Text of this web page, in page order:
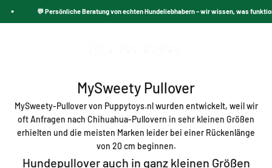
💬 Persönliche Beratung von echten Hundeliebhabern – wir wissen, was funktioniert
einzigartiger Optik und perfekter Passform.
MySweety Pullover
MySweety-Pullover von Puppytoys.nl wurden entwickelt, weil wir
oft Anfragen nach Chihuahua-Pullovern in sehr kleinen Größen
erhielten und die meisten Marken leider bei einer Rückenlänge
von 20 cm beginnen.
Hundepullover auch in ganz kleinen Größen